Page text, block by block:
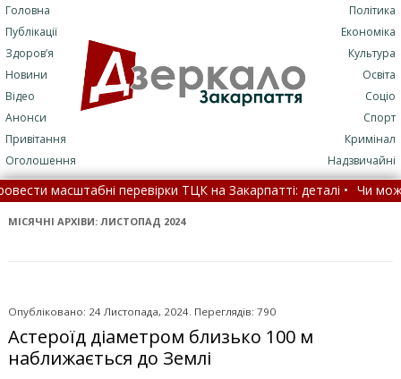
Головна
Публікації
Здоров’я
Новини
Відео
Анонси
Привітання
Оголошення
Політика
Економіка
Культура
Освіта
Соціо
Спорт
Кримінал
Надзвичайні
ТЦК на Закарпатті: деталі • Чи можуть чоловіки 50+
закарпатських військових (ФОТО)•
МІСЯЧНІ АРХІВИ: ЛИСТОПАД 2024
Опубліковано: 24 Листопада, 2024. Переглядів: 790
Астероїд діаметром близько 100 м
наближається до Землі